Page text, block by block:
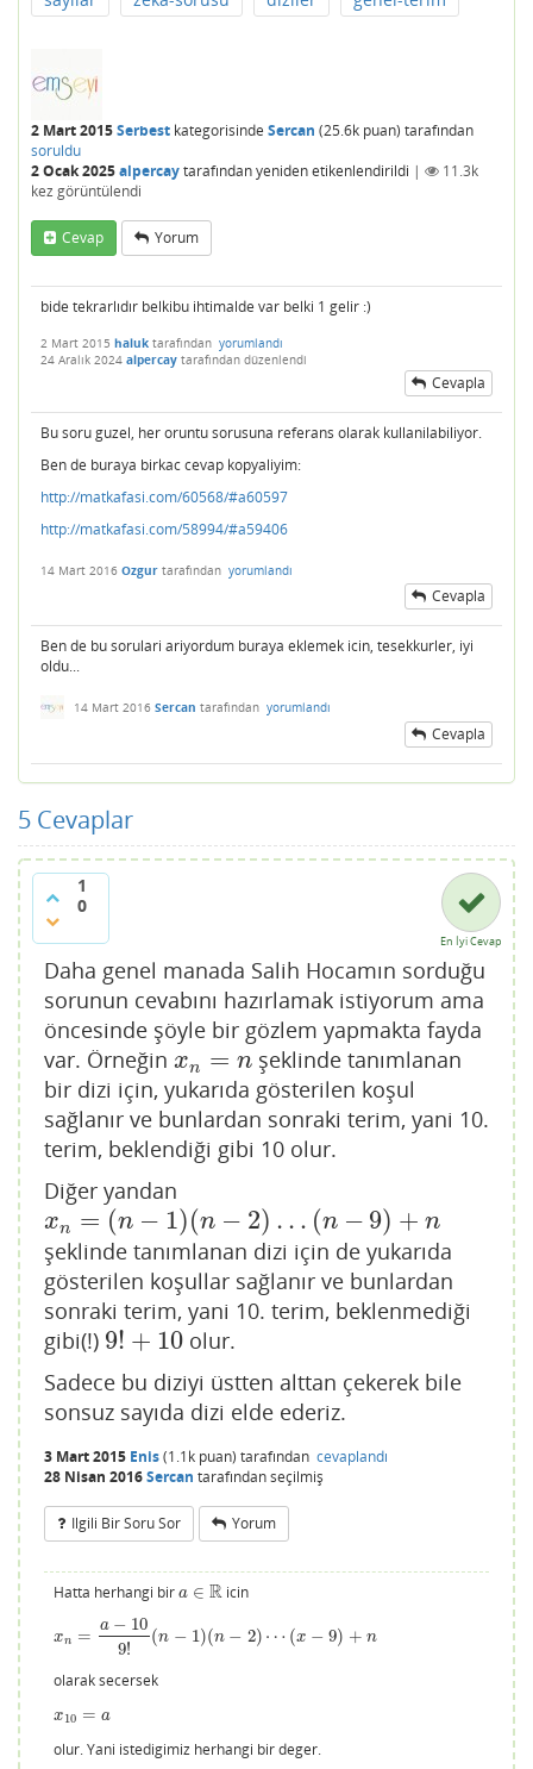
2 Mart 2015Serbest kategorisinde Sercan (25.6k puan) tarafından
soruldu
2 Ocak 2025alpercaytarafındanyeniden etikenlendirildi |
11.3k
kez görüntülendi
Cevap Yorum
bide tekrarlıdır belkibu ihtimalde var belki 1 gelir :)
2 Mart 2015 haluk tarafından yorumlandı
24 Aralık 2024 alpercay tarafından düzenlendi
Cevapla
Bu soru guzel, her oruntu sorusuna referans olarak kullanilabiliyor.
Ben de buraya birkac cevap kopyaliyim:
http://matkafasi.com/60568/#a60597
http://matkafasi.com/58994/#a59406
14 Mart 2016 Ozgur tarafından yorumlandı
Cevapla
Ben de bu sorulari ariyordum buraya eklemek icin, tesekkurler, iyi
oldu...
14 Mart 2016 Sercan tarafından yorumlandı
Cevapla
5 Cevaplar
1
0
En İyi Cevap
Daha genel manada Salih Hocamın sorduğu
sorunun cevabını hazırlamak istiyorum ama
öncesinde şöyle bir gözlem yapmakta fayda
var. Örneğin xn = n
xn= n
şeklinde tanımlanan
bir dizi için, yukarıda gösterilen koşul
sağlanır ve bunlardan sonraki terim, yani 10.
terim, beklendiği gibi 10 olur.
Diğer yandan
xn = (n − 1)(n − 2) … (n − 9) + n
xn= (n −1)( n− 2)…(n−9) +n
şeklinde tanımlanan dizi için de yukarıda
gösterilen koşullar sağlanır ve bunlardan
sonraki terim, yani 10. terim, beklenmediği
gibi(!) 9! + 10
9!+10
olur.
Sadece bu diziyi üstten alttan çekerek bile
sonsuz sayıda dizi elde ederiz.
3 Mart 2015 Enis(1.1k puan) tarafından cevaplandı
28 Nisan 2016Sercan tarafındanseçilmiş
Ilgili Bir Soru Sor Yorum
Hatta herhangi bir a ∈ R
a∈R icin
xn =
a − 10
9!
(n − 1)(n − 2) ⋯ (x − 9) + n
xn=a−10 9!( n−1)(n−2)⋯( x − 9)+ n
olarak secersek
x10 = a
x10=a
olur. Yani istedigimiz herhangi bir deger.